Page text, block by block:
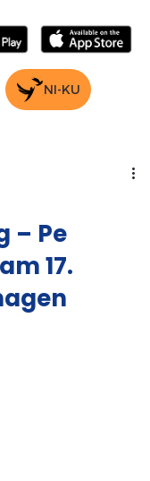
NI-KU
– Pe
17.